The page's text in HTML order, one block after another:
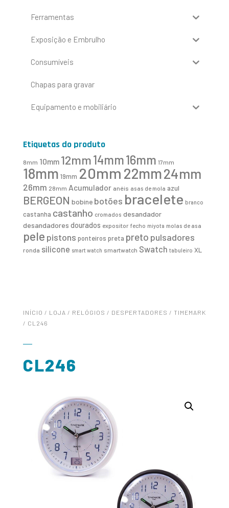
Ferramentas
Exposição e Embrulho
Consumíveis
Chapas para gravar
Equipamento e mobiliário
Etiquetas do produto
8mm 10mm 12mm14mm16mm 17mm
18mm 19mm 20mm 22mm24mm
26mm 28mm Acumulador anéis asas de mola azul
BERGEON bobine botões bracelete branco
castanha castanho cromados desandador
desandadores dourados expositor fecho miyota molas de asa
pele pistons ponteiros preta preto pulsadores
ronda silicone smart watch smartwatch Swatch tabuleiro XL
INÍCIO / LOJA / RELÓGIOS / DESPERTADORES / TIMEMARK
/ CL246
CL246